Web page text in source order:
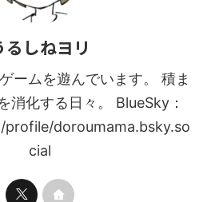
るしねヨリ
ームを遊んでいます。 積ま
消化する日々。 BlueSky：
doroumama.bsky.so
cial